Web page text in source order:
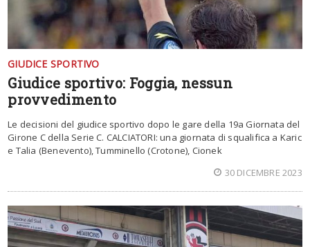
GIUDICE SPORTIVO
Giudice sportivo: Foggia, nessun
provvedimento
Le decisioni del giudice sportivo dopo le gare della 19a Giornata del
Girone C della Serie C. CALCIATORI: una giornata di squalifica a Karic
e Talia (Benevento), Tumminello (Crotone), Cionek
30 DICEMBRE 2023